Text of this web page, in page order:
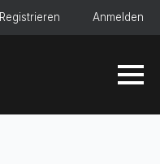
Registrieren Anmelden